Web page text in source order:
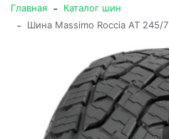
Главная - Каталог шин
- Шина Massimo Roccia AT 245/